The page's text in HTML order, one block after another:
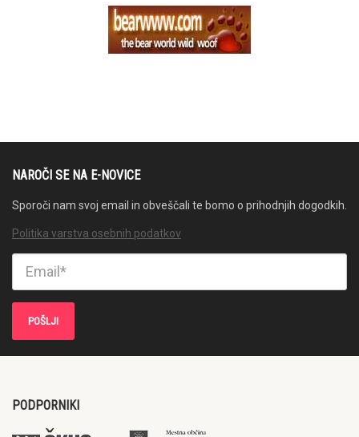
NAROČI SE NA E-NOVICE
Sporoči nam svoj email in obveščali te bomo o prihodnjih dogodkih.
Politika varstva osebnih podatkov
PODPORNIKI